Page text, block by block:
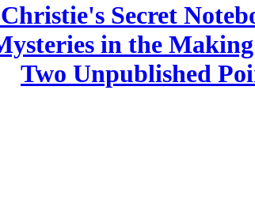
Secret
in the
Two Unpublished